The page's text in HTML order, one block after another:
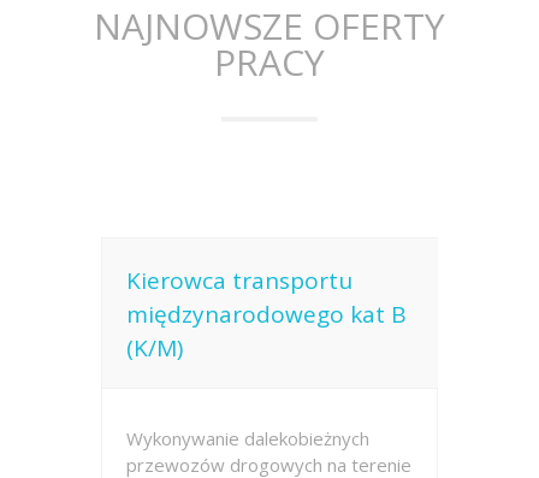
NAJNOWSZE OFERTY
PRACY
Kierowca transportu
międzynarodowego kat B
(K/M)
Wykonywanie dalekobieżnych
przewozów drogowych na terenie